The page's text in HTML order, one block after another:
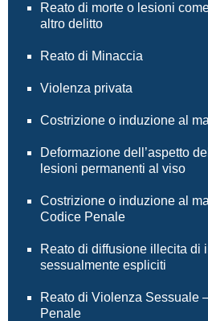
Reato di morte o lesioni
altro delitto
Reato di Minaccia
Violenza privata
Costrizione o induzione al
Deformazione dell’aspetto
lesioni permanenti al viso
Costrizione o induzione al
Codice Penale
Reato di diffusione illecita di
sessualmente espliciti
Reato di Violenza Sessuale
Penale